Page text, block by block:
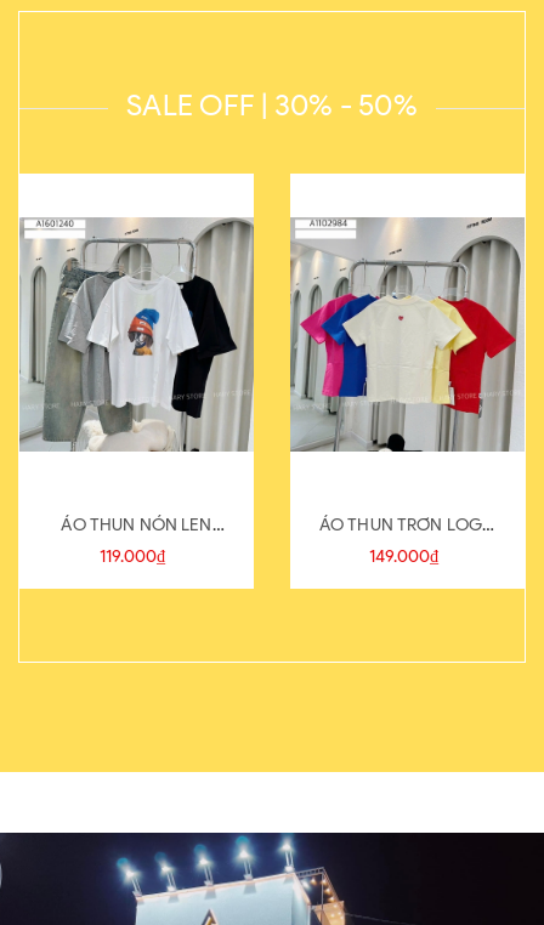
SALE OFF | 30% - 50%
ÁO THUN NÓN LEN
821-1
119.000₫
ÁO THUN TRƠN LOGO
SAU
149.000₫